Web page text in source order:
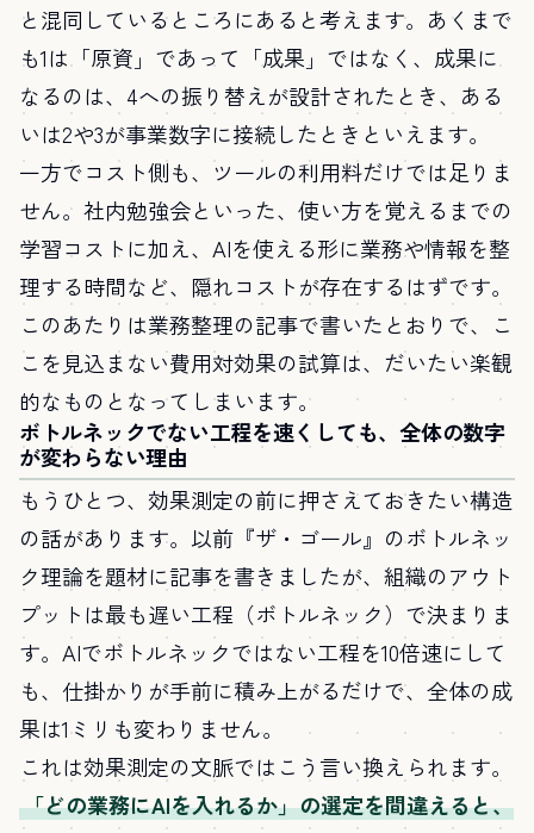
と混同しているところにあると考えます。あくまで
も1は「原資」であって「成果」ではなく、成果に
なるのは、4への振り替えが設計されたとき、ある
いは2や3が事業数字に接続したときといえます。
一方でコスト側も、ツールの利用料だけでは足りま
せん。社内勉強会といった、使い方を覚えるまでの
学習コストに加え、AIを使える形に業務や情報を整
理する時間など、隠れコストが存在するはずです。
このあたりは業務整理の記事で書いたとおりで、こ
こを見込まない費用対効果の試算は、だいたい楽観
的なものとなってしまいます。
ボトルネックでない工程を速くしても、全体の数字
が変わらない理由
もうひとつ、効果測定の前に押さえておきたい構造
の話があります。以前『ザ・ゴール』のボトルネッ
ク理論を題材に記事を書きましたが、組織のアウト
プットは最も遅い工程（ボトルネック）で決まりま
す。AIでボトルネックではない工程を10倍速にして
も、仕掛かりが手前に積み上がるだけで、全体の成
果は1ミリも変わりません。
これは効果測定の文脈ではこう言い換えられます。
「どの業務にAIを入れるか」の選定を間違えると、